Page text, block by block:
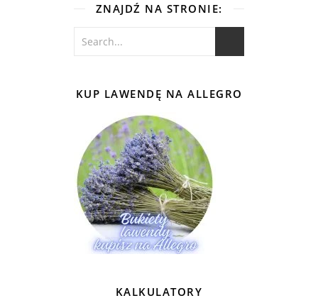
ZNAJDŹ NA STRONIE:
KUP LAWENDĘ NA ALLEGRO
KALKULATORY